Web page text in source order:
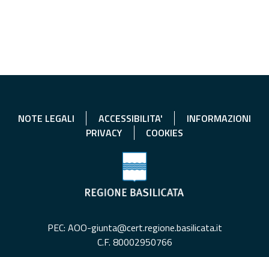
NOTE LEGALI ACCESSIBILITA'
INFORMAZIONI
PRIVACY
COOKIES
PEC: AOO-giunta@cert.regione.basilicata.it
C.F. 80002950766